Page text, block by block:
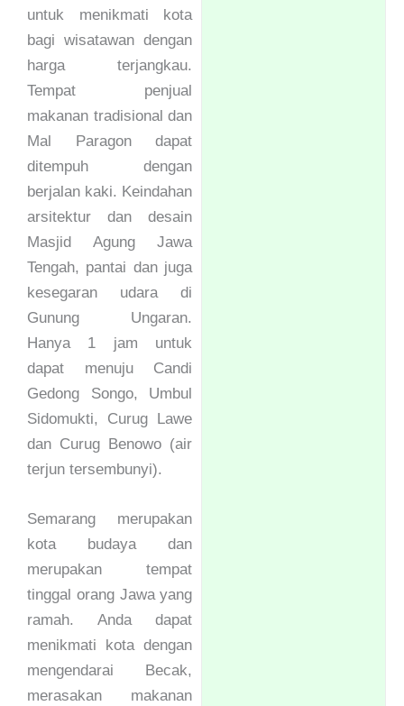
untuk menikmati kota
bagi wisatawan dengan
harga terjangkau.
Tempat penjual
makanan tradisional dan
Mal Paragon dapat
ditempuh dengan
berjalan kaki. Keindahan
arsitektur dan desain
Masjid Agung Jawa
Tengah, pantai dan juga
kesegaran udara di
Gunung Ungaran.
Hanya 1 jam untuk
dapat menuju Candi
Gedong Songo, Umbul
Sidomukti, Curug Lawe
dan Curug Benowo (air
terjun tersembunyi).
Semarang merupakan
kota budaya dan
merupakan tempat
tinggal orang Jawa yang
ramah. Anda dapat
menikmati kota dengan
mengendarai Becak,
merasakan makanan